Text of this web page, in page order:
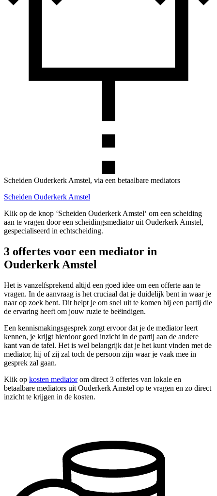
Scheiden Ouderkerk Amstel, via een betaalbare mediators
Scheiden Ouderkerk Amstel
Klik op de knop ‘Scheiden Ouderkerk Amstel‘ om een scheiding
aan te vragen door een scheidingsmediator uit Ouderkerk Amstel,
gespecialiseerd in echtscheiding.
3 offertes voor een mediator in
Ouderkerk Amstel
Het is vanzelfsprekend altijd een goed idee om een offerte aan te
vragen. In de aanvraag is het cruciaal dat je duidelijk bent in waar je
naar op zoek bent. Dit helpt je om snel uit te komen bij een partij die
de ervaring heeft om jouw ruzie te beëindigen.
Een kennismakingsgesprek zorgt ervoor dat je de mediator leert
kennen, je krijgt hierdoor goed inzicht in de partij aan de andere
kant van de tafel. Het is wel belangrijk dat je het kunt vinden met de
mediator, hij of zij zal toch de persoon zijn waar je vaak mee in
gesprek zal gaan.
Klik op kosten mediatorom direct 3 offertes van lokale en
betaalbare mediators uit Ouderkerk Amstel op te vragen en zo direct
inzicht te krijgen in de kosten.